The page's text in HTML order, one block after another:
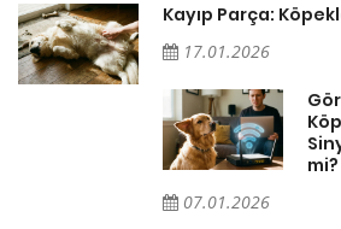
Kayıp Parça:
17.01.2026
mi?
07.01.2026